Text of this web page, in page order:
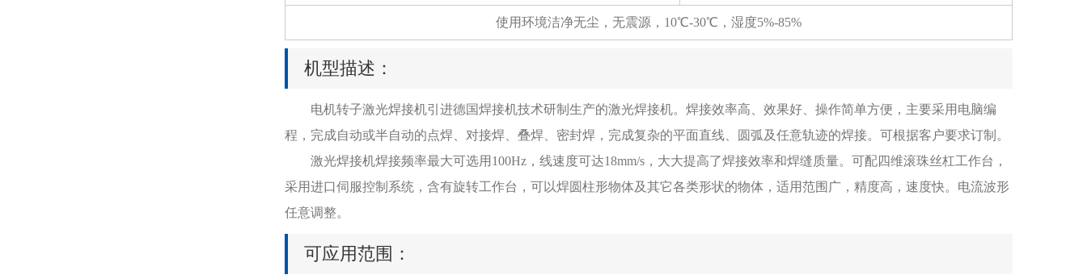
使用环境洁净无尘，无震源，10℃-30℃，湿度5%-85%
机型描述：
电机转子激光焊接机引进德国焊接机技术研制生产的激光焊接机。焊接效率高、效果好、操作简单方便，主要采用电脑编
程，完成自动或半自动的点焊、对接焊、叠焊、密封焊，完成复杂的平面直线、圆弧及任意轨迹的焊接。可根据客户要求订制。
激光焊接机焊接频率最大可选用100Hz，线速度可达18mm/s，大大提高了焊接效率和焊缝质量。可配四维滚珠丝杠工作台，
采用进口伺服控制系统，含有旋转工作台，可以焊圆柱形物体及其它各类形状的物体，适用范围广，精度高，速度快。电流波形
任意调整。
可应用范围：